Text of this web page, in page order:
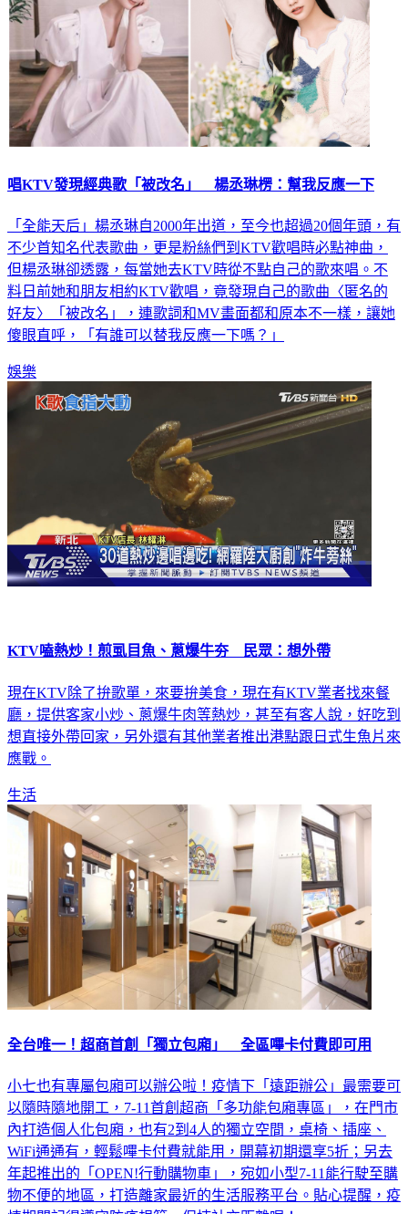
唱KTV發現經典歌「被改名」 楊丞琳楞：幫我反應一下
「全能天后」楊丞琳自2000年出道，至今也超過20個年頭，有
不少首知名代表歌曲，更是粉絲們到KTV歡唱時必點神曲，
但楊丞琳卻透露，每當她去KTV時從不點自己的歌來唱。不
料日前她和朋友相約KTV歡唱，竟發現自己的歌曲〈匿名的
好友〉「被改名」，連歌詞和MV畫面都和原本不一樣，讓她
傻眼直呼，「有誰可以替我反應一下嗎？」
娛樂
KTV嗑熱炒！煎虱目魚、蔥爆牛夯 民眾：想外帶
現在KTV除了拚歌單，來要拚美食，現在有KTV業者找來餐
廳，提供客家小炒、蔥爆牛肉等熱炒，甚至有客人說，好吃到
想直接外帶回家，另外還有其他業者推出港點跟日式生魚片來
應戰。
生活
全台唯一！超商首創「獨立包廂」 全區嗶卡付費即可用
小七也有專屬包廂可以辦公啦！疫情下「遠距辦公」最需要可
以隨時隨地開工，7-11首創超商「多功能包廂專區」，在門市
內打造個人化包廂，也有2到4人的獨立空間，桌椅、插座、
WiFi通通有，輕鬆嗶卡付費就能用，開幕初期還享5折；另去
年起推出的「OPEN!行動購物車」，宛如小型7-11能行駛至購
物不便的地區，打造離家最近的生活服務平台。貼心提醒，疫